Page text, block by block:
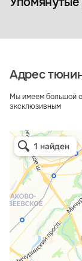
Адрес
Мы имеем большой
эксклюзивным